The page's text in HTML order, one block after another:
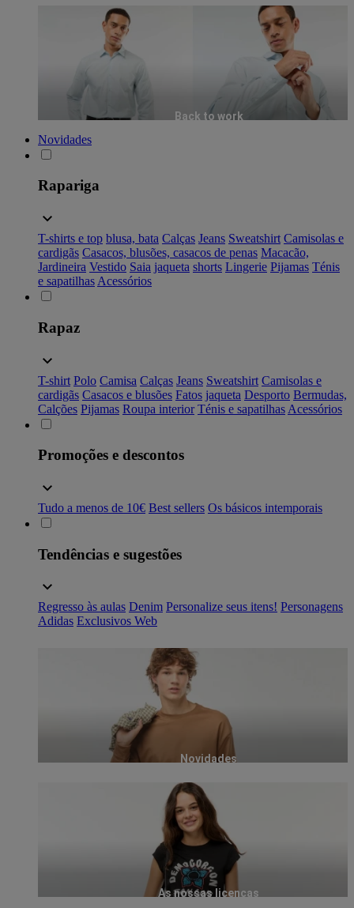
Back to work
Novidades
Rapariga
T-shirts e top blusa, bata Calças Jeans Sweatshirt Camisolas e
cardigãs Casacos, blusões, casacos de penas Macacão,
Jardineira Vestido Saia jaqueta shorts Lingerie Pijamas Ténis
e sapatilhas Acessórios
Rapaz
T-shirt Polo Camisa Calças Jeans Sweatshirt Camisolas e
cardigãs Casacos e blusões Fatos jaqueta Desporto Bermudas,
Calções Pijamas Roupa interior Ténis e sapatilhas Acessórios
Promoções e descontos
Tudo a menos de 10€ Best sellers Os básicos intemporais
Tendências e sugestões
Regresso às aulas Denim Personalize seus itens! Personagens
Adidas Exclusivos Web
Novidades
As nossas licenças